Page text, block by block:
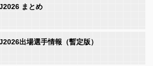
まとめ
出場選手情報（暫定版）